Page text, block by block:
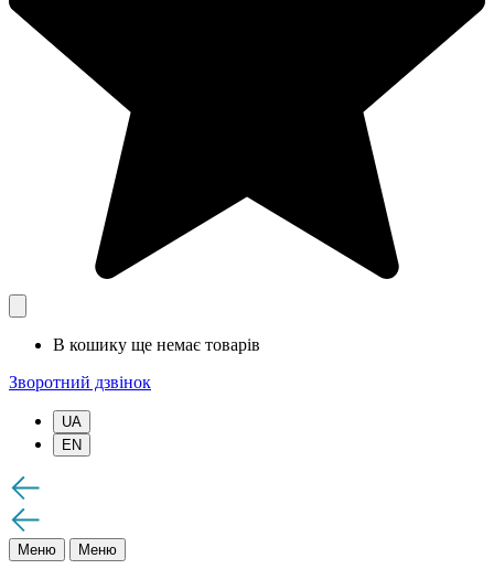
В кошику ще немає товарів
Зворотний дзвінок
UA
EN
Меню Меню